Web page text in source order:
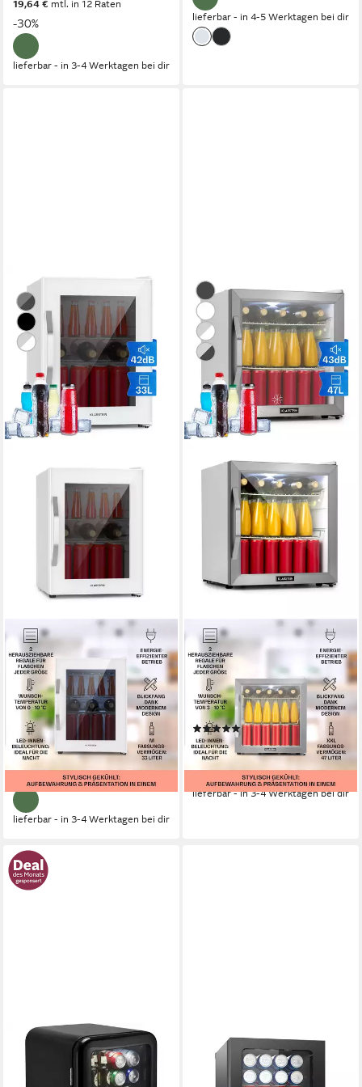
19,64 € mtl. in 12 Raten
-30%
lieferbar - in 3-4 Werktagen bei dir
lieferbar - in 4-5 Werktagen bei dir
KLARSTEIN
Getränkekühlschrank
10039425
40.3 x 55.2 x 43.2 cm
B/H/T
42 dB(A)
Betriebsgeräusch
Produktdatenblatt
201,99 € UVP325,99 €
18,45 € mtl. in 12 Raten
lieferbar - in 3-4 Werktagen bei dir
KLARSTEIN
Getränkekühlschrank
10033121
47.5 x 50 x 48 cm B/H/T
Produktdatenblatt
(1)
211,99 € UVP278,99 €
19,36 € mtl. in 12 Raten
lieferbar - in 3-4 Werktagen bei dir